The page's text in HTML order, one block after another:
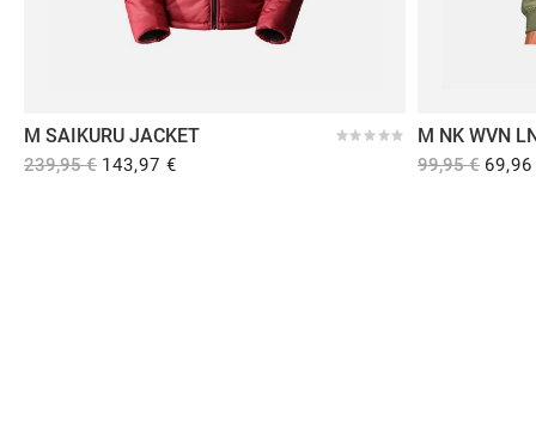
M SAIKURU JACKET
239,95 € 143,97 €
M NK WVN
99,95 €